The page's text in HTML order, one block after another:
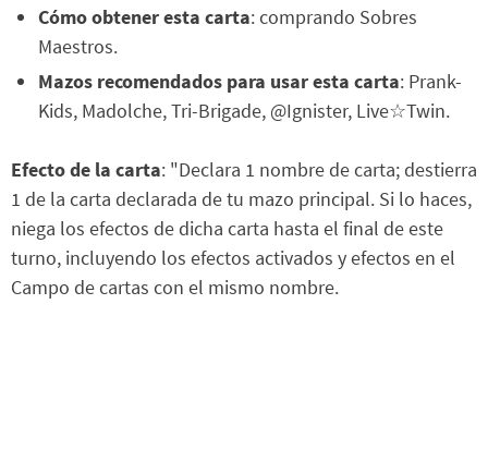
Cómo obtener esta carta: comprando Sobres
Maestros.
Mazos recomendados para usar esta carta: Prank-
Kids, Madolche, Tri-Brigade, @Ignister, Live☆Twin.
Efecto de la carta: "Declara 1 nombre de carta; destierra
1 de la carta declarada de tu mazo principal. Si lo haces,
niega los efectos de dicha carta hasta el final de este
turno, incluyendo los efectos activados y efectos en el
Campo de cartas con el mismo nombre.